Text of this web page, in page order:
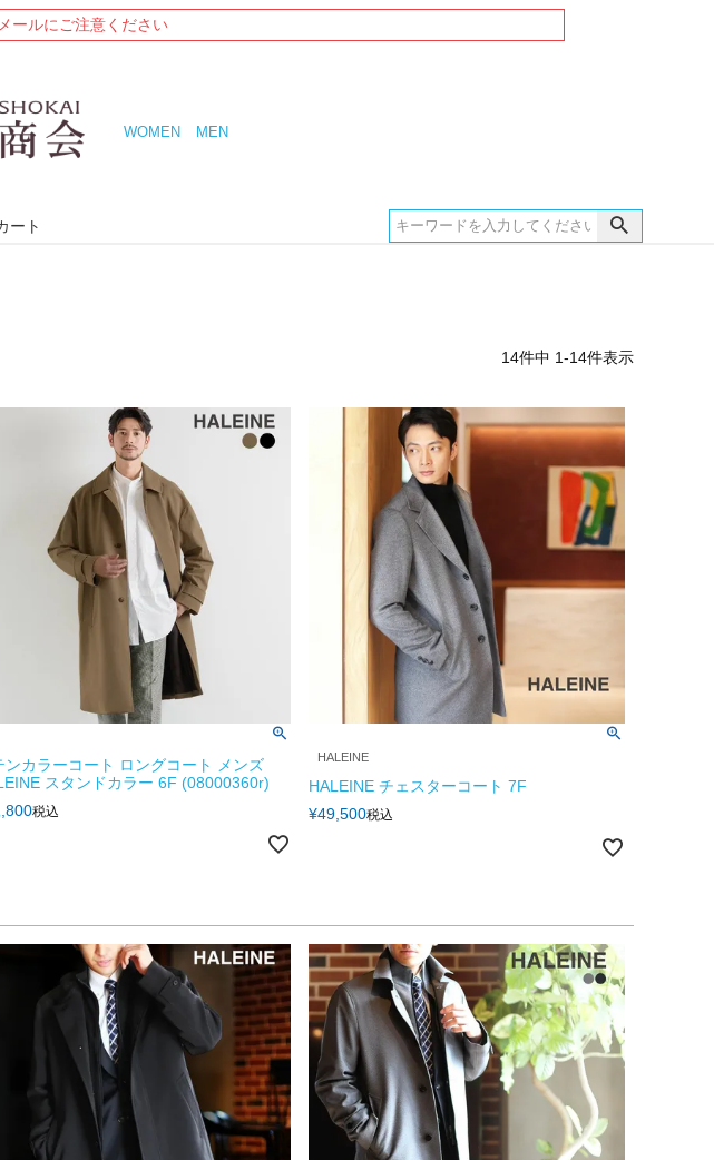
ールにご注意ください
WOMEN MEN
ート
14件中 1-14件表示
ンカラーコート ロングコート メンズ
スタンドカラー 6F (08000360r)
税込
HALEINE
HALEINE チェスターコート 7F
¥49,500税込